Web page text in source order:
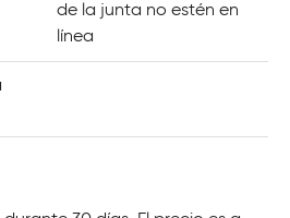
de la junta no estén en
línea